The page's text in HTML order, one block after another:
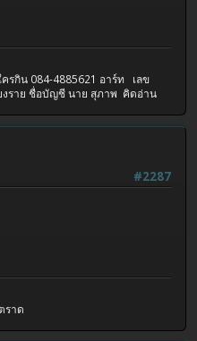
ครกิน 084-4885621 อาร์ท เลข
งราย ชื่อบัญชี นาย สุภาพ คิดอ่าน
#2287
ราด